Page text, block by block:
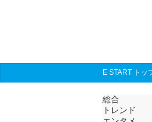
E START トッ
総合
トレンド